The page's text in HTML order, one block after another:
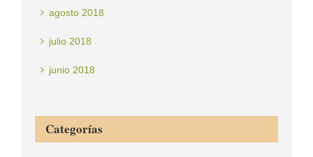
agosto 2018
julio 2018
junio 2018
Categorías